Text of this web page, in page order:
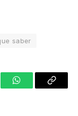
saber
WhatsAppCopy